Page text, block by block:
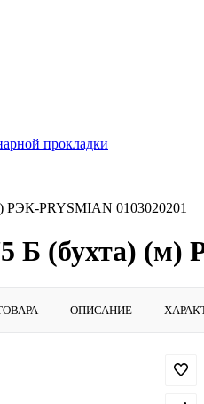
прокладки
РЭК-PRYSMIAN 0103020201
Б (бухта) (м)
ОПИСАНИЕ